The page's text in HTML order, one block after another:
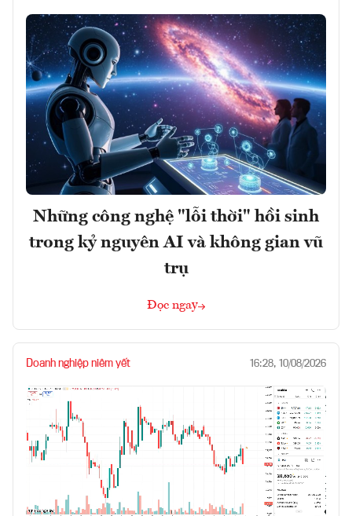
Những công nghệ "lỗi thời" hồi sinh
trong kỷ nguyên AI và không gian vũ
trụ
Đọc ngay
Doanh nghiệp niêm yết 16:28, 10/08/2026